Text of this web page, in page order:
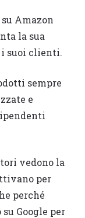
Amazon
la sua
i suoi clienti.
sempre
e
vedono la
per
perché
Google per